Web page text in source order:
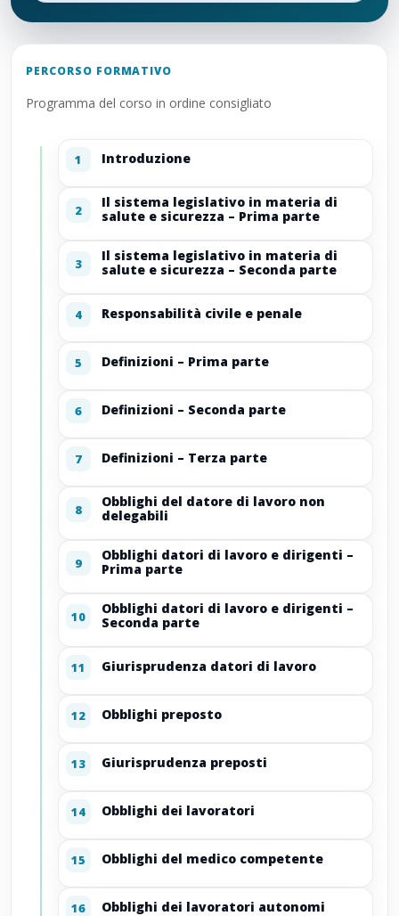
PERCORSO FORMATIVO
Programma del corso in ordine consigliato
1 Introduzione
2
Il sistema legislativo in materia di
salute e sicurezza – Prima parte
3
Il sistema legislativo in materia di
salute e sicurezza – Seconda parte
4 Responsabilità civile e penale
5 Definizioni – Prima parte
6 Definizioni – Seconda parte
7 Definizioni – Terza parte
8
Obblighi del datore di lavoro non
delegabili
9
Obblighi datori di lavoro e dirigenti –
Prima parte
10
Obblighi datori di lavoro e dirigenti –
Seconda parte
11 Giurisprudenza datori di lavoro
12 Obblighi preposto
13 Giurisprudenza preposti
14 Obblighi dei lavoratori
15 Obblighi del medico competente
16 Obblighi dei lavoratori autonomi